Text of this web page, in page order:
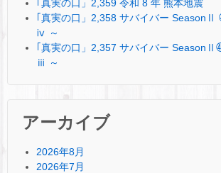
｢真実の口」2,359 令和 8 年 熊本地震
｢真実の口」2,358 サバイバー SeasonⅡ
ⅳ ～
｢真実の口」2,357 サバイバー SeasonⅡ
ⅲ ～
アーカイブ
2026年8月
2026年7月